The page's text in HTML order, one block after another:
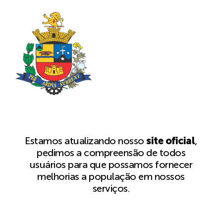
Estamos atualizando nossosite oficial,
pedimos a compreensão de todos
usuários para que possamos fornecer
melhorias a população em nossos
serviços.